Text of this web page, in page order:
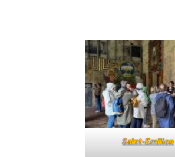
Saint-Emilion